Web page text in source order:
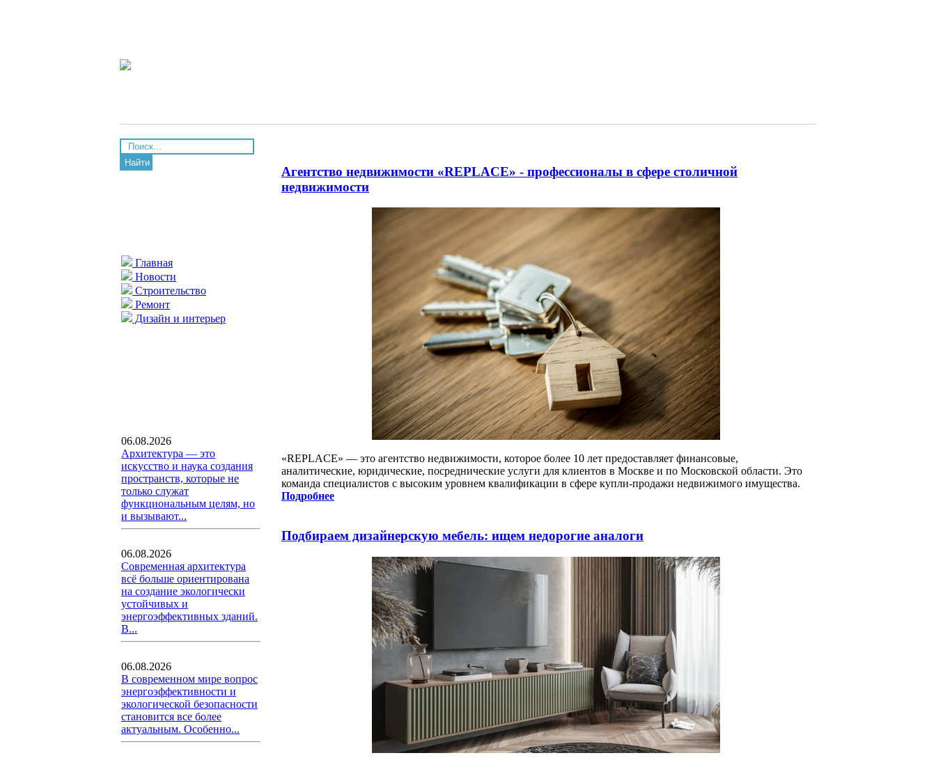
Найти
Главная
Новости
Строительство
Ремонт
Дизайн и интерьер
06.08.2026
Архитектура — это
искусство и наука создания
пространств, которые не
только служат
функциональным целям, но
и вызывают...
06.08.2026
Современная архитектура
всё больше ориентирована
на создание экологически
устойчивых и
энергоэффективных зданий.
В...
06.08.2026
В современном мире вопрос
энергоэффективности и
экологической безопасности
становится все более
актуальным. Особенно...
Агентство недвижимости «REPLACE» - профессионалы в сфере столичной
недвижимости
«REPLACE» — это агентство недвижимости, которое более 10 лет предоставляет финансовые,
аналитические, юридические, посреднические услуги для клиентов в Москве и по Московской области. Это
команда специалистов с высоким уровнем квалификации в сфере купли-продажи недвижимого имущества.
Подробнее
Подбираем дизайнерскую мебель: ищем недорогие аналоги